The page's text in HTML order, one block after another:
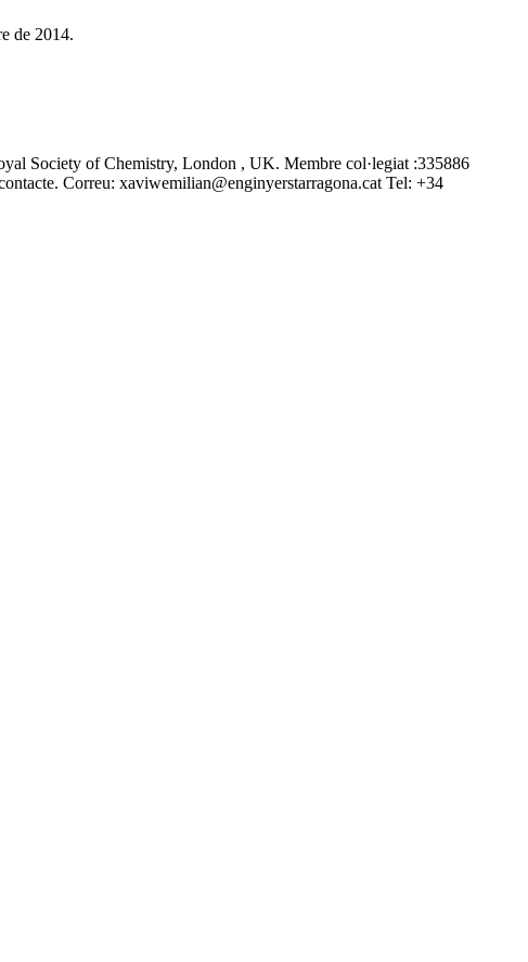
de 2014.
Society of Chemistry, London , UK. Membre col·legiat :335886
Correu: xaviwemilian@enginyerstarragona.cat Tel: +34